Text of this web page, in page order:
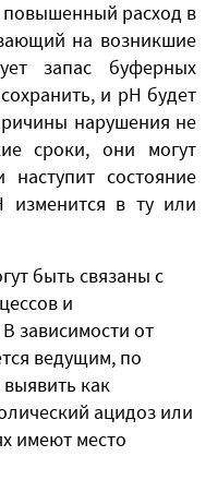
повышенный расход в
на возникшие
запас буферных
и рН будет
нарушения не
сроки, они могут
состояние
изменится в ту или
быть связаны с
и
зависимости от
ведущим, по
как
ацидоз или
имеют место